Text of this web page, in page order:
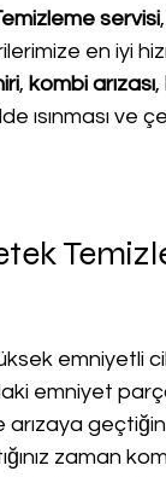
servisi
en iyi
, kombi arızası,
ısınması ve
emniyetli
emniyet
arızaya
zaman